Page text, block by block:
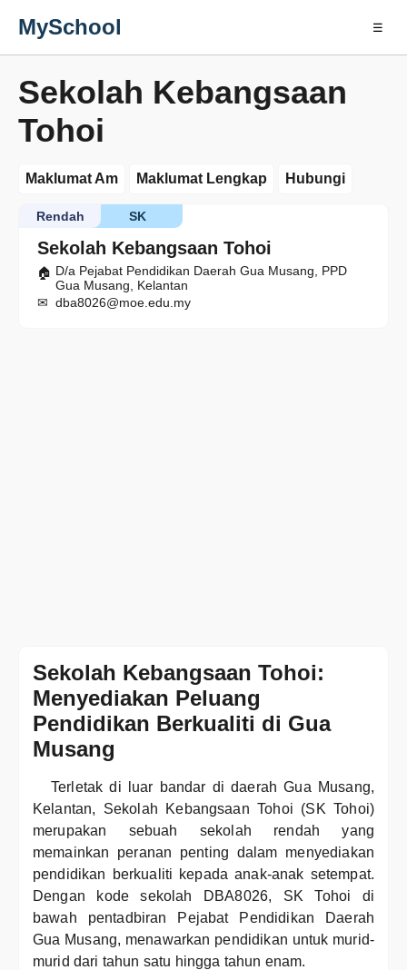
MySchool ☰
Sekolah Kebangsaan
Tohoi
Maklumat Am Maklumat Lengkap Hubungi
Sekolah Kebangsaan Tohoi
SK
Rendah
D/a Pejabat Pendidikan Daerah Gua Musang, PPD
Gua Musang, Kelantan
dba8026@moe.edu.my
Sekolah Kebangsaan Tohoi:
Menyediakan Peluang
Pendidikan Berkualiti di Gua
Musang
Terletak di luar bandar di daerah Gua Musang,
Kelantan, Sekolah Kebangsaan Tohoi (SK Tohoi)
merupakan sebuah sekolah rendah yang
memainkan peranan penting dalam menyediakan
pendidikan berkualiti kepada anak-anak setempat.
Dengan kode sekolah DBA8026, SK Tohoi di
bawah pentadbiran Pejabat Pendidikan Daerah
Gua Musang, menawarkan pendidikan untuk murid-
murid dari tahun satu hingga tahun enam.